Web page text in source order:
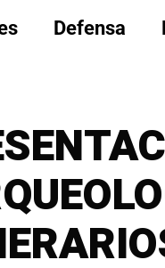
Defensa